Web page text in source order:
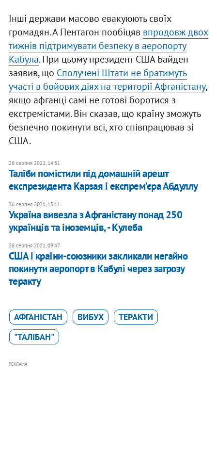
Інші держави масово евакуюють своїх
громадян. А Пентагон пообіцяв впродовж двох
тижнів підтримувати безпеку в аеропорту
Кабула. При цьому президент США Байден
заявив, що Сполучені Штати не братимуть
участі в бойових діях на території Афганістану,
якщо афганці самі не готові боротися з
екстремістами. Він сказав, що країну зможуть
безпечно покинути всі, хто співпрацював зі
США.
26 серпня 2021, 14:31
Таліби помістили під домашній арешт
експрезидента Карзая і експрем'єра Абдуллу
26 серпня 2021, 13:11
Україна вивезла з Афганістану понад 250
українців та іноземців, - Кулеба
26 серпня 2021, 09:47
США і країни-союзники закликали негайно
покинути аеропорт в Кабулі через загрозу
теракту
АФГАНІСТАН ВИБУХ
ТЕРАКТИ
"ТАЛІБАН"
РЕКЛАМА